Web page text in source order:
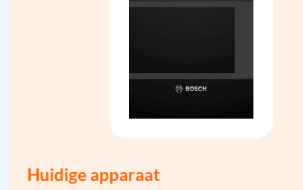
Huidige apparaat